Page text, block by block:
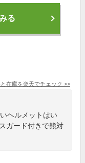
る
在庫を楽天でチェック >>
ヘルメットはい
ガード付きで熊対